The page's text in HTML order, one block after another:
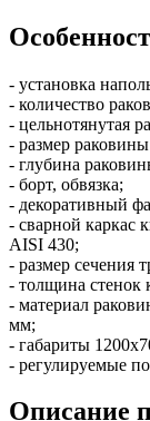
- установка
- количество
- цельнотянутая
- размер
- глубина
- борт, обвязка;
- декоративный
- сварной каркас
AISI 430;
- размер сечения
- толщина стенок
- материал
мм;
- габариты
- регулируемые
Описание